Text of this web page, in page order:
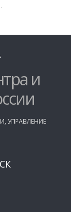
и
, УПРАВЛЕНИЕ